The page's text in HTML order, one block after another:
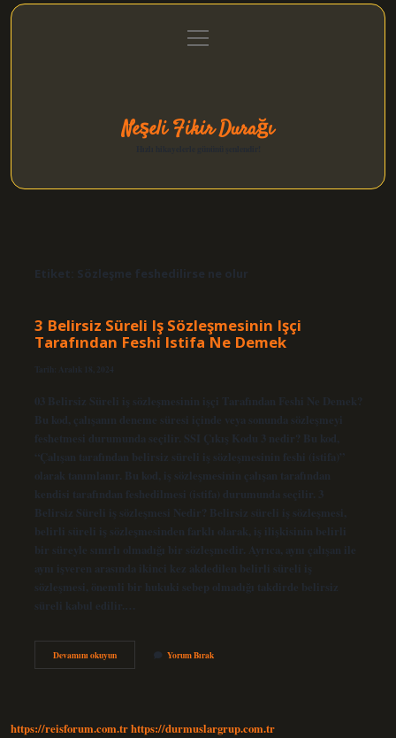
Gizlilik Politikası
menüyü
aç
Neşeli Fikir Durağı
Etiket: Sözleşme feshedilirse ne olur
3 Belirsiz Süreli Iş Sözleşmesinin Işçi
Tarafından Feshi Istifa Ne Demek
Tarih: Aralık 18, 2024
03 Belirsiz Süreli iş sözleşmesinin işçi Tarafından Feshi Ne Demek?
Bu kod, çalışanın deneme süresi içinde veya sonunda sözleşmeyi
feshetmesi durumunda seçilir. SSI Çıkış Kodu 3 nedir? Bu kod,
“Çalışan tarafından belirsiz süreli iş sözleşmesinin feshi (istifa)”
olarak tanımlanır. Bu kod, iş sözleşmesinin çalışan tarafından
kendisi tarafından feshedilmesi (istifa) durumunda seçilir. 3
Belirsiz Süreli iş sözleşmesi Nedir? Belirsiz süreli iş sözleşmesi,
belirli süreli iş sözleşmesinden farklı olarak, iş ilişkisinin belirli
bir süreyle sınırlı olmadığı bir sözleşmedir. Ayrıca, aynı çalışan ile
aynı işveren arasında ikinci kez akdedilen belirli süreli iş
sözleşmesi, önemli bir hukuki sebep olmadığı takdirde belirsiz
süreli kabul edilir.…
Devamını okuyun3
Belirsiz
Tarafından
Yorum Bırak
https://reisforum.com.trhttps://durmuslargrup.com.tr